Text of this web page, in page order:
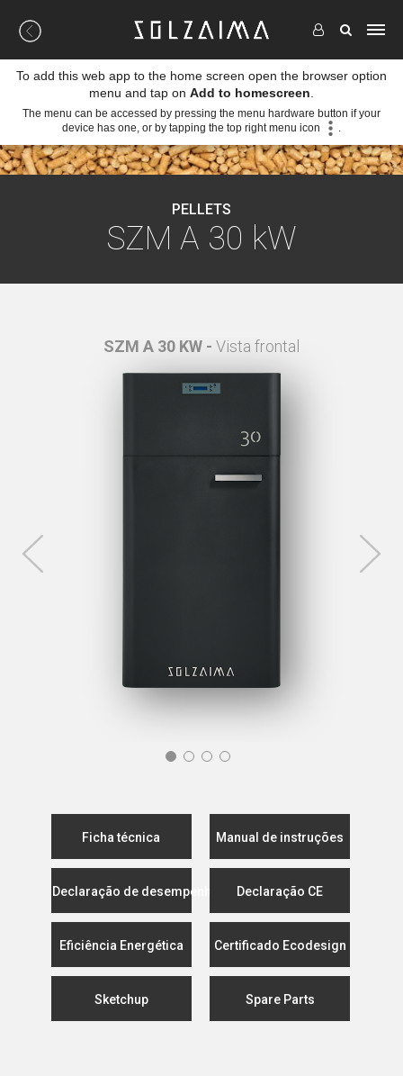
PELLETS
SZM A 30 kW
SZM A 30 KW -Vista frontal
Ficha técnica Manual de instruções
Declaração de desempenho Declaração CE
Eficiência Energética Certificado Ecodesign
Sketchup Spare Parts
To add this web app to the home screen open the browser option
menu and tap on Add to homescreen
The menu can be accessed by pressing the menu hardware button if your
device has one, or by tapping the top right menu icon
.